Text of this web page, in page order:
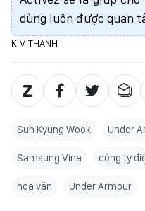
dùng luôn được quan
KIM THANH
Suh Kyung Wook Under
Samsung Vina công ty
hoa văn Under Armour